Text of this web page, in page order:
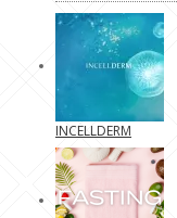
INCELLDERM